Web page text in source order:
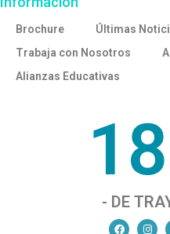
Brochure
Últimas
Trabaja con Nosotros
Alianzas Educativas
18
- DE